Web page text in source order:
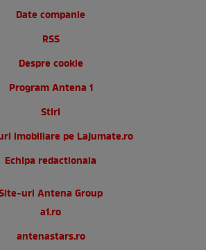
Date companie
RSS
Despre cookie
Program Antena 1
Stiri
imobiliare pe Lajumate.ro
Echipa redactionala
uri Antena Group
a1.ro
antenastars.ro